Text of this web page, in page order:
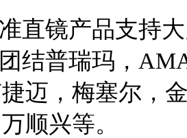
镜产品支持大
普瑞玛，
迈，梅塞尔，
顺兴等。